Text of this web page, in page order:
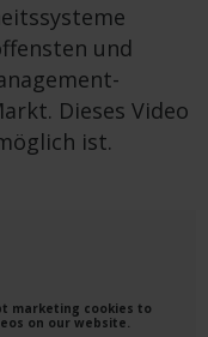
und
Dieses Video
ist.
marketing cookies to
on our website.